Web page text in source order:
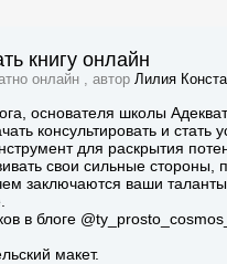
книгу онлайн
онлайн , автор Лилия
основателя школы
консультировать и стать
для раскрытия
свои сильные
заключаются ваши
в блоге
макет.